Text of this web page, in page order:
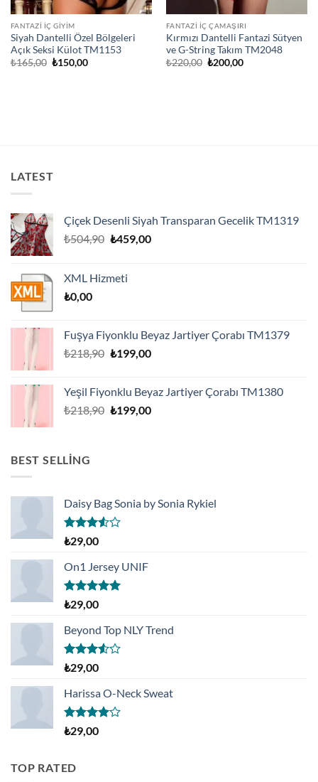
FANTAZI İÇ GIYIM
Siyah Dantelli Özel Bölgeleri
Açık Seksi Külot TM1153
₺165,00 Orijinal
₺150,00Şu
FANTAZI İÇ ÇAMAŞIRI
Kırmızı Dantelli Fantazi Sütyen
ve G-String Takım TM2048
₺220,00 Orijinal
₺200,00Şu
LATEST
Çiçek Desenli Siyah Transparan Gecelik TM1319
₺504,90 Orijinal
₺459,00Şu
XML Hizmeti
₺0,00
Fuşya Fiyonklu Beyaz Jartiyer Çorabı TM1379
₺218,90 Orijinal
₺199,00Şu
₺199,00.
Yeşil Fiyonklu Beyaz Jartiyer Çorabı TM1380
₺218,90 Orijinal
₺199,00Şu
BEST SELLING
Daisy Bag Sonia by Sonia Rykiel
5
üzerinden
3.50oy
aldı
₺29,00
On1 Jersey UNIF
5 üzerinden
5.00oy
aldı
₺29,00
Beyond Top NLY Trend
5
üzerinden
3.50oy
aldı
₺29,00
Harissa O-Neck Sweat
5
üzerinden
aldı
₺29,00
TOP RATED